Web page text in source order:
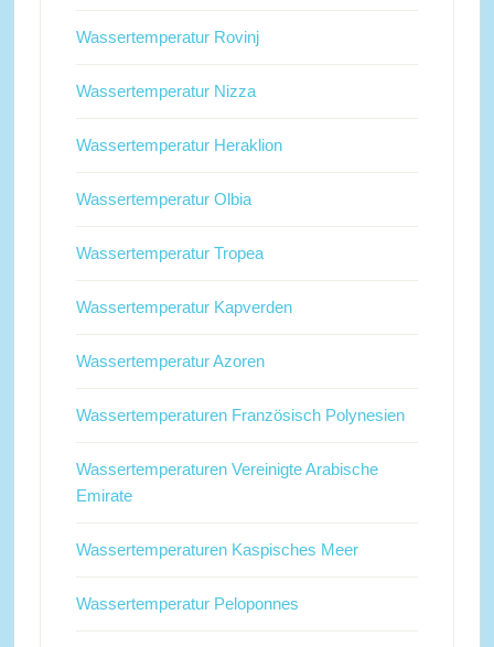
Wassertemperatur Rovinj
Wassertemperatur Nizza
Wassertemperatur Heraklion
Wassertemperatur Olbia
Wassertemperatur Tropea
Wassertemperatur Kapverden
Wassertemperatur Azoren
Wassertemperaturen Französisch Polynesien
Wassertemperaturen Vereinigte Arabische
Emirate
Wassertemperaturen Kaspisches Meer
Wassertemperatur Peloponnes